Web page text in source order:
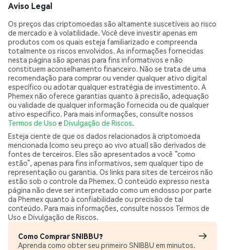
Aviso Legal
Os preços das criptomoedas são altamente suscetíveis ao risco
de mercado e à volatilidade. Você deve investir apenas em
produtos com os quais esteja familiarizado e compreenda
totalmente os riscos envolvidos. As informações fornecidas
nesta página são apenas para fins informativos e não
constituem aconselhamento financeiro. Não se trata de uma
recomendação para comprar ou vender qualquer ativo digital
específico ou adotar qualquer estratégia de investimento. A
Phemex não oferece garantias quanto à precisão, adequação
ou validade de qualquer informação fornecida ou de qualquer
ativo específico. Para mais informações, consulte nossos
Termos de Uso e Divulgação de Riscos.
Esteja ciente de que os dados relacionados à criptomoeda
mencionada (como seu preço ao vivo atual) são derivados de
fontes de terceiros. Eles são apresentados a você “como
estão”, apenas para fins informativos, sem qualquer tipo de
representação ou garantia. Os links para sites de terceiros não
estão sob o controle da Phemex. O conteúdo expresso nesta
página não deve ser interpretado como um endosso por parte
da Phemex quanto à confiabilidade ou precisão de tal
conteúdo. Para mais informações, consulte nossos Termos de
Uso e Divulgação de Riscos.
Como Comprar SNIBBU?
Aprenda como obter seu primeiro SNIBBU em minutos.